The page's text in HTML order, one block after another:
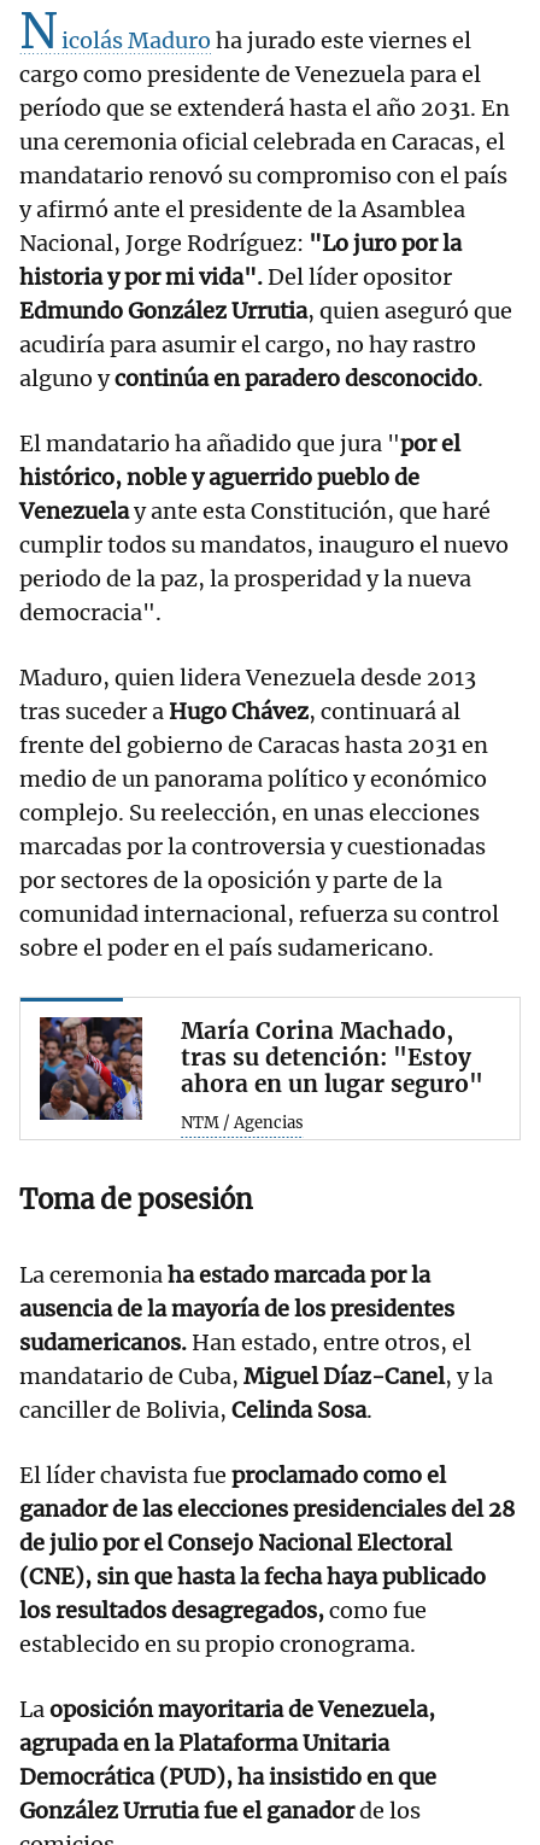
Nicolás Maduro ha jurado este viernes el
cargo como presidente de Venezuela para el
período que se extenderá hasta el año 2031. En
una ceremonia oficial celebrada en Caracas, el
mandatario renovó su compromiso con el país
y afirmó ante el presidente de la Asamblea
Nacional, Jorge Rodríguez: "Lo juro por la
historia y por mi vida".Del líder opositor
Edmundo González Urrutia, quien aseguró que
acudiría para asumir el cargo, no hay rastro
alguno ycontinúa en paradero desconocido.
El mandatario ha añadido que jura "por el
histórico, noble y aguerrido pueblo de
Venezuelay ante esta Constitución, que haré
cumplir todos su mandatos, inauguro el nuevo
periodo de la paz, la prosperidad y la nueva
democracia".
Maduro, quien lidera Venezuela desde 2013
tras suceder a Hugo Chávez, continuará al
frente del gobierno de Caracas hasta 2031 en
medio de un panorama político y económico
complejo. Su reelección, en unas elecciones
marcadas por la controversia y cuestionadas
por sectores de la oposición y parte de la
comunidad internacional, refuerza su control
sobre el poder en el país sudamericano.
María Corina Machado,
tras su detención: "Estoy
ahora en un lugar seguro"
NTM / Agencias
Toma de posesión
La ceremoniaha estado marcada por la
ausencia de la mayoría de los presidentes
sudamericanos. Han estado, entre otros, el
mandatario de Cuba, Miguel Díaz-Canel, y la
canciller de Bolivia, Celinda Sosa.
El líder chavista fue proclamado como el
ganador de las elecciones presidenciales del 28
de julio por el Consejo Nacional Electoral
(CNE), sin que hasta la fecha haya publicado
los resultados desagregados,como fue
establecido en su propio cronograma.
Laoposición mayoritaria de Venezuela,
agrupada en la Plataforma Unitaria
Democrática (PUD), ha insistido en que
González Urrutia fue el ganadorde los